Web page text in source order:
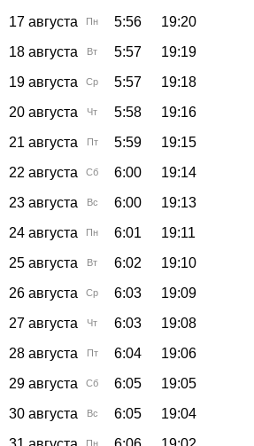
17 августа
Пн 5:56 19:20
18 августа
Вт 5:57 19:19
19 августа
Ср 5:57 19:18
20 августа
Чт 5:58 19:16
21 августа
Пт 5:59 19:15
22 августа
Сб 6:00 19:14
23 августа
Вс 6:00 19:13
24 августа
Пн 6:01 19:11
25 августа
Вт 6:02 19:10
26 августа
Ср 6:03 19:09
27 августа
Чт 6:03 19:08
28 августа
Пт 6:04 19:06
29 августа
Сб 6:05 19:05
30 августа
Вс 6:05 19:04
Пн